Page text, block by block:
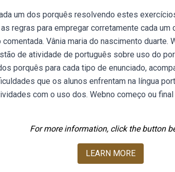
um dos porquês resolvendo estes
regras para empregar corretamente cada
Vânia maria do nascimento
de atividade de português sobre uso do
porquês para cada tipo de enunciado,
que os alunos enfrentam na língua
com o uso dos. Webno começo ou
For more information, click the button
LEARN MORE